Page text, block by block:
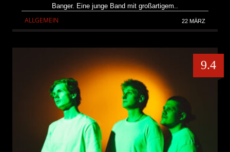
Banger. Eine junge Band mit großartigem..
ALLGEMEIN 22 MÄRZ
9.4